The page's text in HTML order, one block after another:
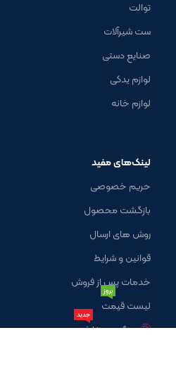
توالت
ست شیرآلات
صنایع دستی
لوازم یدکی
لوازم خانه
لینک‌های مفید
حریم خصوصی
بازگشت محصول
روش های ارسال
قوانین و شرایط
خدمات پس از فروش
لیست قیمت
بروز
پیگیری سفارش
جدید